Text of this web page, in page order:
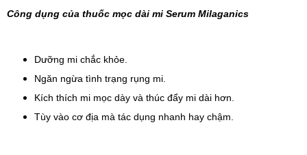
Công dụng của thuốc mọc dài mi Serum Milaganics
Dưỡng mi chắc khỏe.
Ngăn ngừa tình trạng rụng mi.
Kích thích mi mọc dày và thúc đẩy mi dài hơn.
Tùy vào cơ địa mà tác dụng nhanh hay chậm.